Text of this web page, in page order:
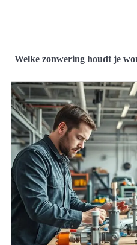
Welke zonwering houdt je